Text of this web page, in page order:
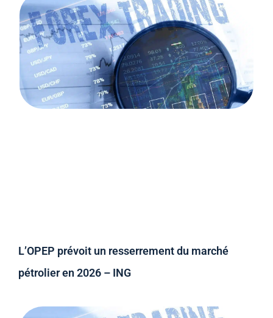
L’OPEP prévoit un resserrement du marché
pétrolier en 2026 – ING